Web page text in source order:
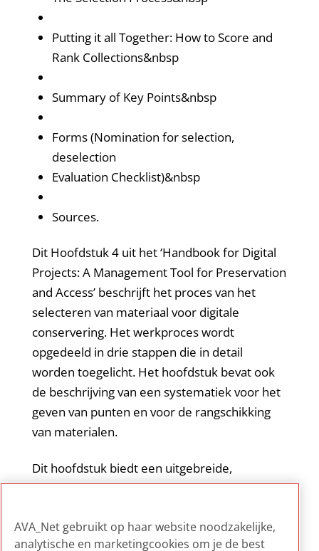
Putting it all Together: How to Score and
Rank Collections&nbsp
Summary of Key Points&nbsp
Forms (Nomination for selection,
deselection
Evaluation Checklist)&nbsp
Sources.
Dit Hoofdstuk 4 uit het ‘Handbook for Digital
Projects: A Management Tool for Preservation
and Access’ beschrijft het proces van het
selecteren van materiaal voor digitale
conservering. Het werkproces wordt
opgedeeld in drie stappen die in detail
worden toegelicht. Het hoofdstuk bevat ook
de beschrijving van een systematiek voor het
geven van punten en voor de rangschikking
van materialen.
Dit hoofdstuk biedt een uitgebreide,
praktische aanpak voor het selecteren van
checklist aan het eind zijn handig.
AVA_Net gebruikt op haar website noodzakelijke,
analytische en marketingcookies om je de best